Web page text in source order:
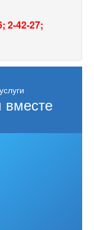
2-42-27;